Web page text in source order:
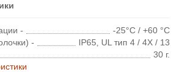
-
-25°C / +60 °C
-
IP65, UL тип 4 / 4X / 13
30 г.